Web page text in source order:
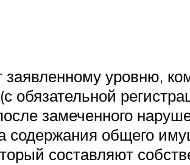
заявленному уровню,
обязательной
замеченного
общего
составляют